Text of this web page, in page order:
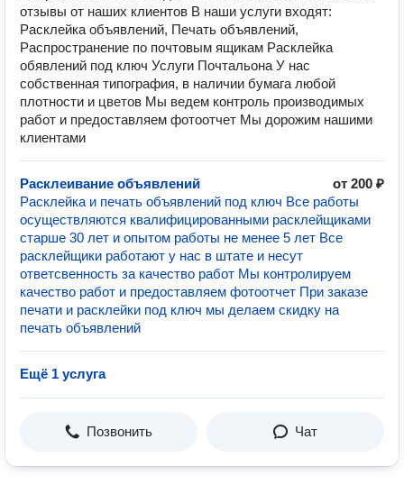
отзывы от наших клиентов В наши услуги входят:
Расклейка объявлений, Печать объявлений,
Распространение по почтовым ящикам Расклейка
обявлений под ключ Услуги Почтальона У нас
собственная типография, в наличии бумага любой
плотности и цветов Мы ведем контроль производимых
работ и предоставляем фотоотчет Мы дорожим нашими
клиентами
Расклеивание объявлений
от 200 ₽
Расклейка и печать объявлений под ключ Все работы
осуществляются квалифицированными расклейщиками
старше 30 лет и опытом работы не менее 5 лет Все
расклейщики работают у нас в штате и несут
ответсвенность за качество работ Мы контролируем
качество работ и предоставляем фотоотчет При заказе
печати и расклейки под ключ мы делаем скидку на
печать объявлений
Ещё 1 услуга
Позвонить Чат